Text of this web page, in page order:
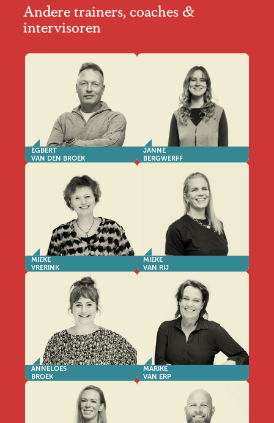
Andere trainers, coaches &
intervisoren
EGBERT
VAN DEN BROEK
JANNE
BERGWERFF
MIEKE
VRERINK
MIEKE
VAN RIJ
ANNELOES
BROEK
MARIKE
VAN ERP